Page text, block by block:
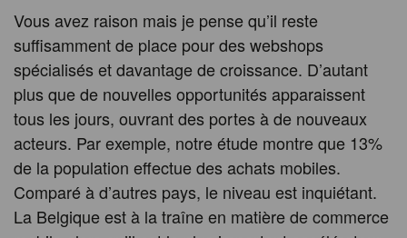
Vous avez raison mais je pense qu’il reste
suffisamment de place pour des webshops
spécialisés et davantage de croissance. D’autant
plus que de nouvelles opportunités apparaissent
tous les jours, ouvrant des portes à de nouveaux
acteurs. Par exemple, notre étude montre que 13%
de la population effectue des achats mobiles.
Comparé à d’autres pays, le niveau est inquiétant.
La Belgique est à la traîne en matière de commerce